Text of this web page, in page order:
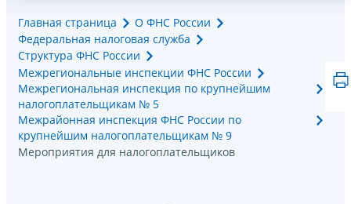
Главная страница
О ФНС России
Федеральная налоговая служба
Структура ФНС России
Межрегиональные инспекции ФНС России
Межрегиональная инспекция по крупнейшим
налогоплательщикам № 5
Межрайонная инспекция ФНС России по
крупнейшим налогоплательщикам № 9
Мероприятия для налогоплательщиков